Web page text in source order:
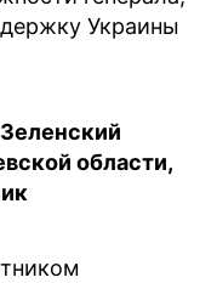
Украины
области,